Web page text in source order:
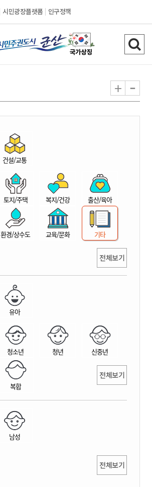
시민광장플랫폼 인구정책
시
민
권
시
산
검
색
기
+ -
건설/교통
토지/주택 복지/건강 출산/육아
환경/상수도 교육/문화 기타
전체보기
유아
청소년 청년 신중년
복합
전체보기
남성
전체보기